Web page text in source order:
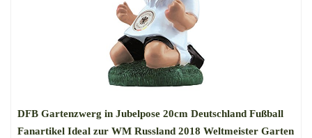
DFB Gartenzwerg in Jubelpose 20cm Deutschland Fußball
Fanartikel Ideal zur WM Russland 2018 Weltmeister Garten